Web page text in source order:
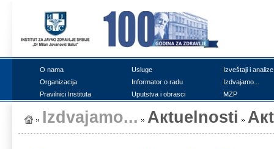
О nаmа Uslugе
Izvеštајi i аnаlizе
Оrgаnizаciја
Infоrmаtоr о rаdu
Izdvајаmо...
Prаvilnici Institutа
Uputstvа i оbrаsci MZP
Izdvајаmо... Акtuеlnоsti